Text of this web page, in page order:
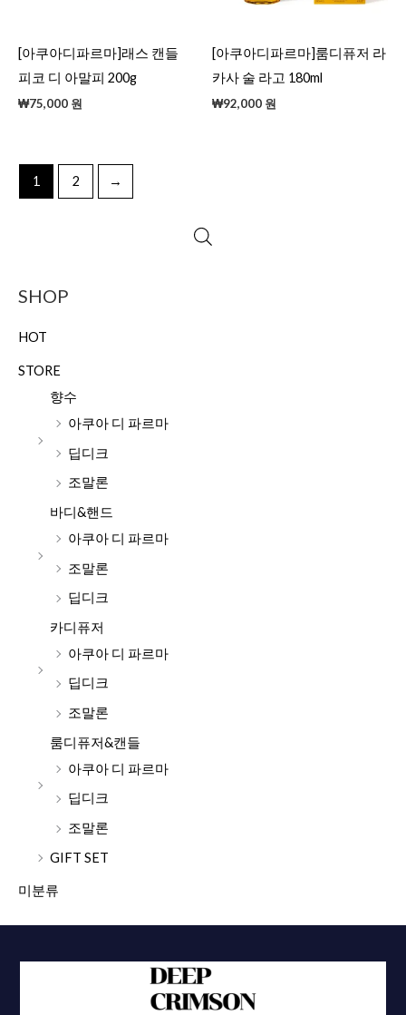
SHOP
HOT
STORE
향수
아쿠아 디 파르마
딥디크
조말론
바디&핸드
아쿠아 디 파르마
조말론
딥디크
카디퓨저
아쿠아 디 파르마
딥디크
조말론
룸디퓨저&캔들
아쿠아 디 파르마
딥디크
조말론
GIFT SET
미분류
[아쿠아디파르마]래스 캔들
피코 디 아말피 200g
₩75,000 원
[아쿠아디파르마]룸디퓨저 라
카사 술 라고 180ml
₩92,000 원
1 2 →